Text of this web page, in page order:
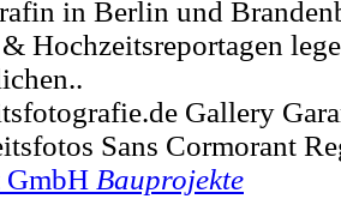
in Berlin und
Hochzeitsreportagen
Gallery
Sans Cormorant
GmbH Bauprojekte